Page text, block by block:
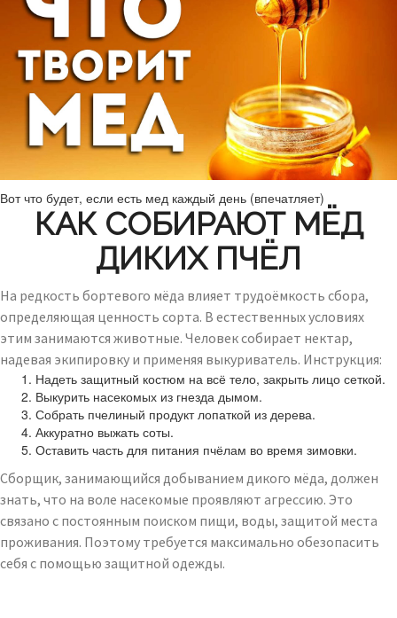
Вот что будет, если есть мед каждый день (впечатляет)
КАК СОБИРАЮТ МЁД
ДИКИХ ПЧЁЛ
На редкость бортевого мёда влияет трудоёмкость сбора,
определяющая ценность сорта. В естественных условиях
этим занимаются животные. Человек собирает нектар,
надевая экипировку и применяя выкуриватель. Инструкция:
Надеть защитный костюм на всё тело, закрыть лицо сеткой.
Выкурить насекомых из гнезда дымом.
Собрать пчелиный продукт лопаткой из дерева.
Аккуратно выжать соты.
Оставить часть для питания пчёлам во время зимовки.
Сборщик, занимающийся добыванием дикого мёда, должен
знать, что на воле насекомые проявляют агрессию. Это
связано с постоянным поиском пищи, воды, защитой места
проживания. Поэтому требуется максимально обезопасить
себя с помощью защитной одежды.